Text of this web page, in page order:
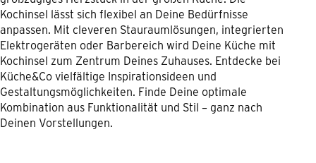
Kochinsel lässt sich flexibel an Deine Bedürfnisse
anpassen. Mit cleveren Stauraumlösungen, integrierten
Elektrogeräten oder Barbereich wird Deine Küche mit
Kochinsel zum Zentrum Deines Zuhauses. Entdecke bei
Küche&Co vielfältige Inspirationsideen und
Gestaltungsmöglichkeiten. Finde Deine optimale
Kombination aus Funktionalität und Stil – ganz nach
Deinen Vorstellungen.